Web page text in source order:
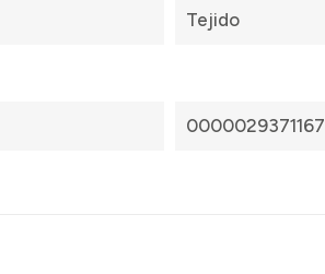
Tejido
0000029371167